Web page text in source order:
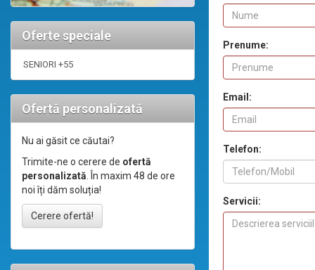
Oferte speciale
SENIORI +55
Ofertă personalizată
Nu ai găsit ce căutai?
Trimite-ne o cerere de ofertă
personalizată. În maxim 48 de ore
noi îți dăm soluția!
Cerere ofertă!
Prenume:
Email:
Telefon:
Servicii: